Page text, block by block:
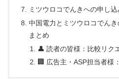
ミツウロコでんきへの申し
中国電力とミツウロコでん
まとめ
👤 読者の皆様：比較リク
🏢 広告主・ASP担当者様